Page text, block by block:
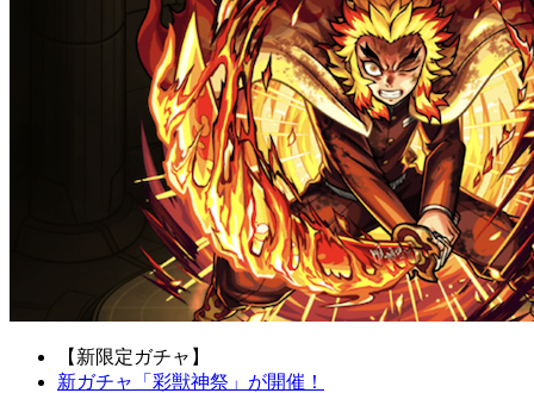
【新限定ガチャ】
新ガチャ「彩獣神祭」が開催！